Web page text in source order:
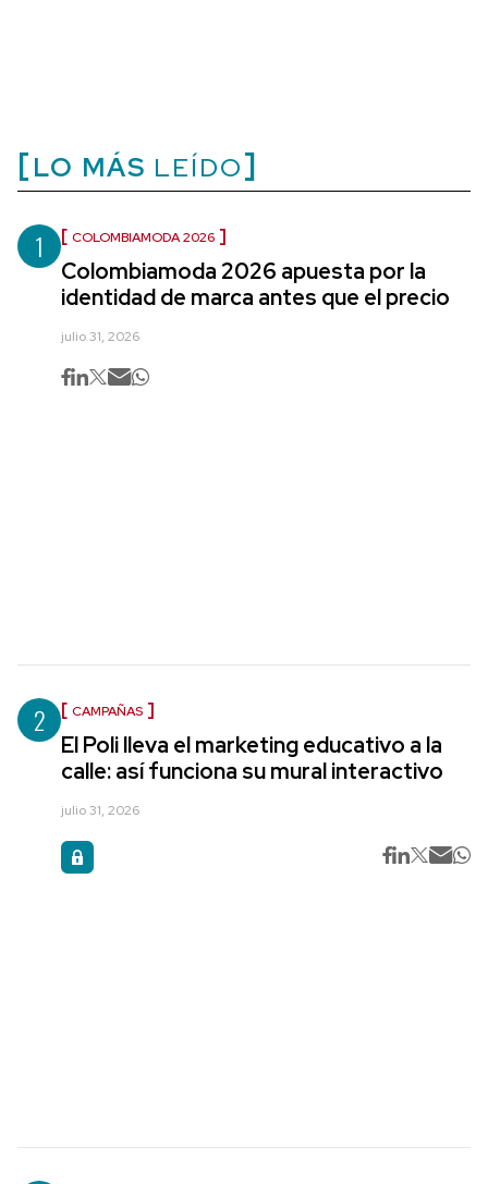
LO MÁS LEÍDO
1 COLOMBIAMODA 2026
Colombiamoda 2026 apuesta por la
identidad de marca antes que el precio
julio 31, 2026
2 CAMPAÑAS
El Poli lleva el marketing educativo a la
calle: así funciona su mural interactivo
julio 31, 2026